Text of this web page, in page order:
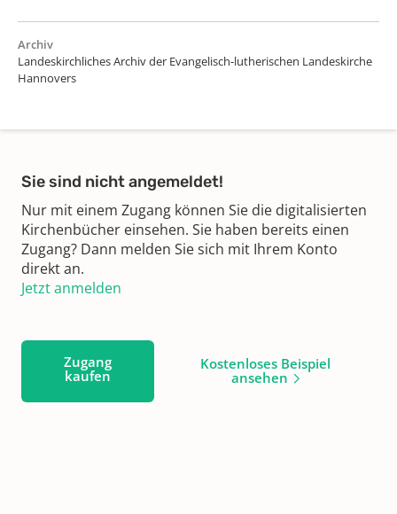
Archiv
Landeskirchliches Archiv der Evangelisch-lutherischen Landeskirche
Hannovers
Sie sind nicht angemeldet!
Nur mit einem Zugang können Sie die digitalisierten
Kirchenbücher einsehen. Sie haben bereits einen
Zugang? Dann melden Sie sich mit Ihrem Konto
direkt an.
Jetzt anmelden
Zugang
kaufen
Kostenloses Beispiel
ansehen